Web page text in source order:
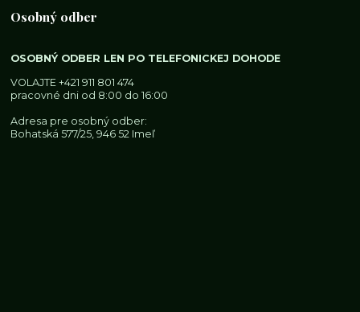
Osobný odber
OSOBNÝ ODBER LEN PO TELEFONICKEJ DOHODE
VOLAJTE+421 911 801 474
pracovné dni od 8:00 do 16:00
Adresa pre osobný odber:
Bohatská 577/25, 946 52 Imeľ